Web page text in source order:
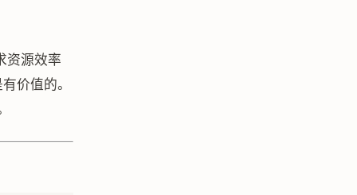
资源效率
价值的。